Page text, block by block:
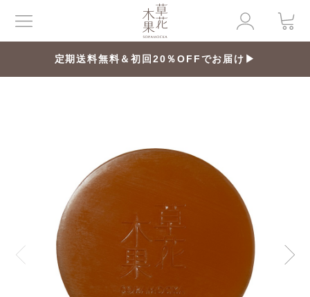
定期送料無料＆初回20％OFFでお届け▶